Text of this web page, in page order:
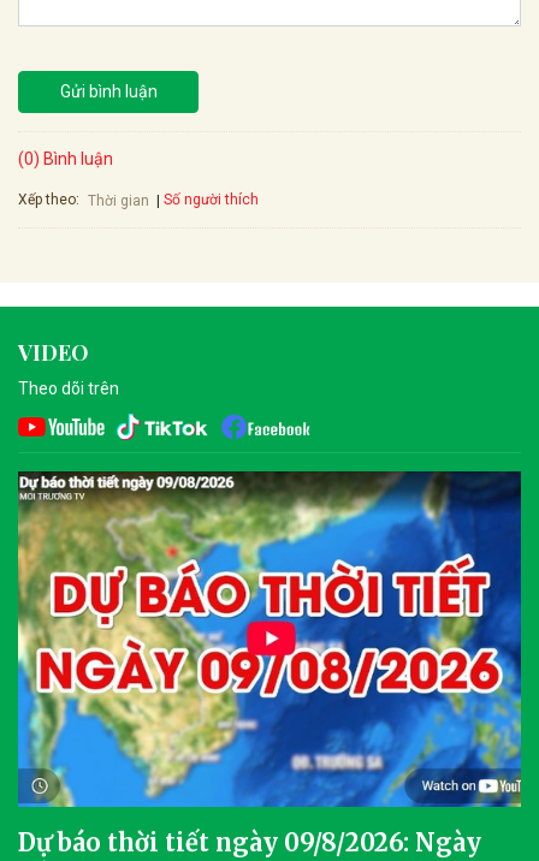
Gửi bình luận
(0) Bình luận
Xếp theo: Thời gian Số người thích
VIDEO
Theo dõi trên
Dự báo thời tiết ngày 09/8/2026: Ngày